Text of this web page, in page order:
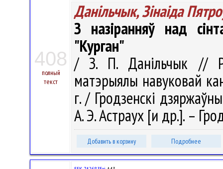
408
полный
текст
Данільчык, Зінаіда
З назіранняў над
"Курган"
/ З. П. Данільчык //
матэрыялы навуковай
г. / Гродзенскi
А. Э. Астраух [и др.]. –
Добавить в корзину Подробнее